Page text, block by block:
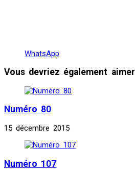
WhatsApp
Vous devriez également aimer
Numéro 80
15 décembre 2015
Numéro 107